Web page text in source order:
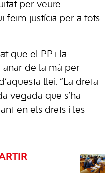
per veure
feim justícia per a tots
que el PP i la
anar de la mà per
llei. “La dreta
vegada que s’ha
en els drets i les